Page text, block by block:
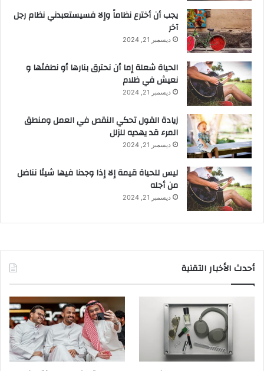
يجب أن أخترع نظاماً وإلا فسيستعبدني نظام رجل
آخر
ديسمبر 21, 2024
الحياة شعلة إما أن نحترق بنارها أو نطفئها و
نعيش في ظلام
ديسمبر 21, 2024
زيادة القول تحكي النقص في العمل ومنطق
المرء قد يهديه للزلل
ديسمبر 21, 2024
ليس للحياة قيمة إلا إذا وجدنا فيها شيئا نناضل
من أجله
ديسمبر 21, 2024
أحدث الأخبار التقنية